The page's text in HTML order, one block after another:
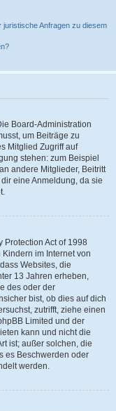
Anfragen zu diesem
Board-Administration
um Beiträge zu
Mitglied Zugriff auf
stehen: zum Beispiel
andere Mitglieder, Beitritt
eine Anmeldung, da sie
Protection Act of 1998
im Internet von
Websites, die
13 Jahren erheben,
des oder der
bist, ob dies auf dich
zutrifft, ziehe einen
Limited und der
kann und nicht die
ist; außer solchen, die
es Beschwerden oder
werden.